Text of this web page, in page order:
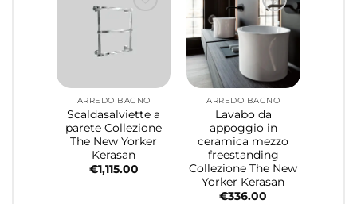
ARREDO BAGNO
Scaldasalviette a
parete Collezione
The New Yorker
Kerasan
€1,115.00
ARREDO BAGNO
Lavabo da
appoggio in
ceramica mezzo
freestanding
Collezione The New
Yorker Kerasan
€336.00